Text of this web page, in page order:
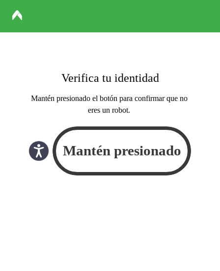
Verifica tu identidad
Mantén presionado el botón para confirmar que no
eres un robot.